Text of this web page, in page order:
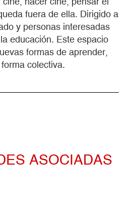
fuera de ella. Dirigido a
y personas interesadas
educación. Este espacio
formas de aprender,
colectiva.
ASOCIADAS